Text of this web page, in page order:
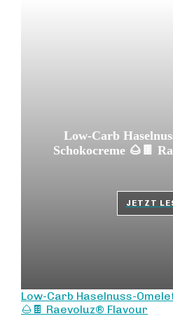
Low-Carb
Schokocreme 🌰🍫
JETZT
Low-Carb Haselnuss-
🌰🍫 Raevoluz® Flavour